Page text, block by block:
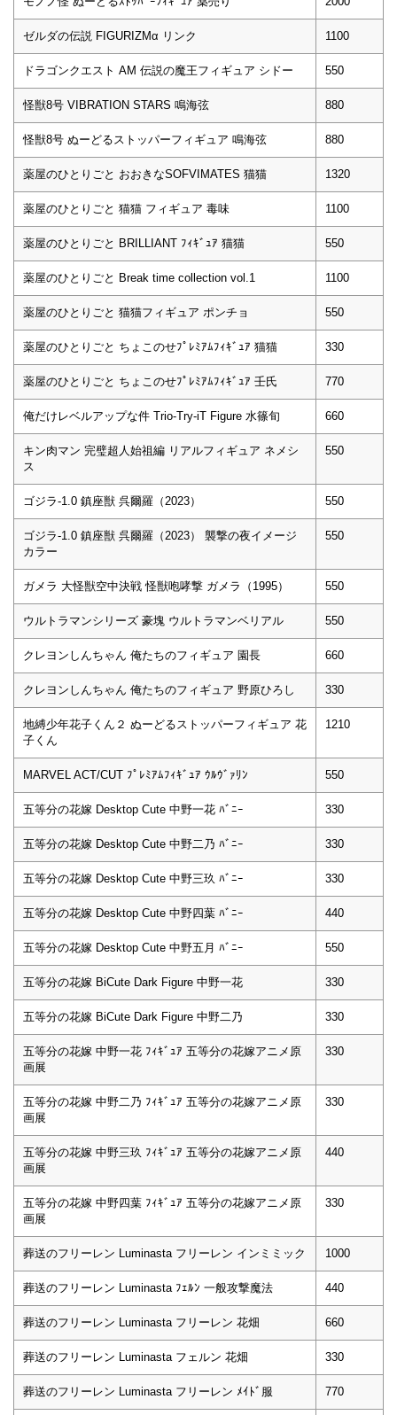
ゼルダの伝説 FIGURIZMα リンク 1100
ドラゴンクエスト AM 伝説の魔王フィギュア シドー 550
怪獣8号 VIBRATION STARS 鳴海弦 880
怪獣8号 ぬーどるストッパーフィギュア 鳴海弦 880
薬屋のひとりごと おおきなSOFVIMATES 猫猫 1320
薬屋のひとりごと 猫猫 フィギュア 毒味 1100
薬屋のひとりごと BRILLIANT ﾌｨｷﾞｭｱ 猫猫 550
薬屋のひとりごと Break time collection vol.1 1100
薬屋のひとりごと 猫猫フィギュア ポンチョ 550
薬屋のひとりごと ちょこのせﾌﾟﾚﾐｱﾑﾌｨｷﾞｭｱ 猫猫 330
薬屋のひとりごと ちょこのせﾌﾟﾚﾐｱﾑﾌｨｷﾞｭｱ 壬氏 770
俺だけレベルアップな件 Trio-Try-iT Figure 水篠旬 660
キン肉マン 完璧超人始祖編 リアルフィギュア ネメシ
ス
550
ゴジラ-1.0 鎮座獣 呉爾羅（2023） 550
ゴジラ-1.0 鎮座獣 呉爾羅（2023） 襲撃の夜イメージ
カラー
550
ガメラ 大怪獣空中決戦 怪獣咆哮撃 ガメラ（1995） 550
ウルトラマンシリーズ 豪塊 ウルトラマンベリアル 550
クレヨンしんちゃん 俺たちのフィギュア 園長 660
クレヨンしんちゃん 俺たちのフィギュア 野原ひろし 330
地縛少年花子くん２ ぬーどるストッパーフィギュア 花
子くん
1210
MARVEL ACT/CUT ﾌﾟﾚﾐｱﾑﾌｨｷﾞｭｱ ｳﾙｳﾞｧﾘﾝ 550
五等分の花嫁 Desktop Cute 中野一花 ﾊﾞﾆｰ 330
五等分の花嫁 Desktop Cute 中野二乃 ﾊﾞﾆｰ 330
五等分の花嫁 Desktop Cute 中野三玖 ﾊﾞﾆｰ 330
五等分の花嫁 Desktop Cute 中野四葉 ﾊﾞﾆｰ 440
五等分の花嫁 Desktop Cute 中野五月 ﾊﾞﾆｰ 550
五等分の花嫁 BiCute Dark Figure 中野一花 330
五等分の花嫁 BiCute Dark Figure 中野二乃 330
五等分の花嫁 中野一花 ﾌｨｷﾞｭｱ 五等分の花嫁アニメ原
画展
330
五等分の花嫁 中野二乃 ﾌｨｷﾞｭｱ 五等分の花嫁アニメ原
画展
330
五等分の花嫁 中野三玖 ﾌｨｷﾞｭｱ 五等分の花嫁アニメ原
画展
440
五等分の花嫁 中野四葉 ﾌｨｷﾞｭｱ 五等分の花嫁アニメ原
画展
330
葬送のフリーレン Luminasta フリーレン インミミック 1000
葬送のフリーレン Luminasta ﾌｪﾙﾝ 一般攻撃魔法 440
葬送のフリーレン Luminasta フリーレン 花畑 660
葬送のフリーレン Luminasta フェルン 花畑 330
葬送のフリーレン Luminasta フリーレン ﾒｲﾄﾞ服 770